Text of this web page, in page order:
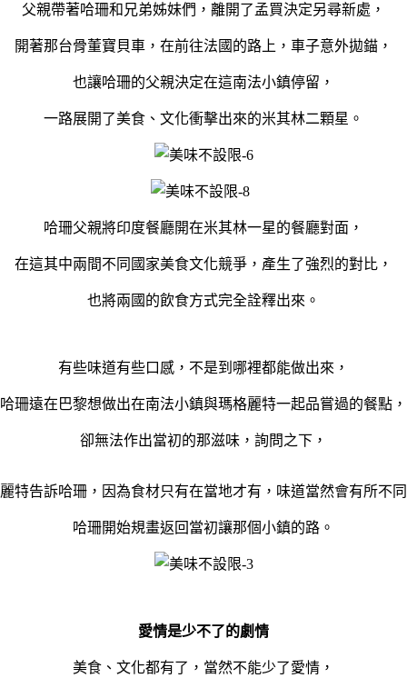
父親帶著哈珊和兄弟姊妹們，離開了孟買決定另尋新處，
開著那台骨董寶貝車，在前往法國的路上，車子意外拋錨，
也讓哈珊的父親決定在這南法小鎮停留，
一路展開了美食、文化衝擊出來的米其林二顆星。
哈珊父親將印度餐廳開在米其林一星的餐廳對面，
在這其中兩間不同國家美食文化競爭，產生了強烈的對比，
也將兩國的飲食方式完全詮釋出來。
有些味道有些口感，不是到哪裡都能做出來，
哈珊遠在巴黎想做出在南法小鎮與瑪格麗特一起品嘗過的餐點，
卻無法作出當初的那滋味，詢問之下，
特告訴哈珊，因為食材只有在當地才有，味道當然會有所不
哈珊開始規畫返回當初讓那個小鎮的路。
愛情是少不了的劇情
美食、文化都有了，當然不能少了愛情，